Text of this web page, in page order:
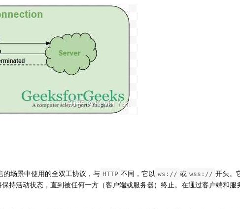
场景中使用的全双工协议，与 HTTP 不同，它以 ws:// 或 wss:// 开头。
持活动状态，直到被任何一方（客户端或服务器）终止。在通过客户端和服